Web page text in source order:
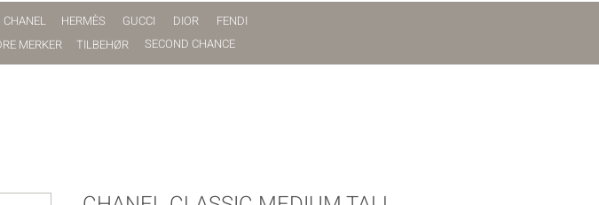
CHANEL HERMÈS GUCCI DIOR
FENDI
MERKER TILBEHØR SECOND CHANCE